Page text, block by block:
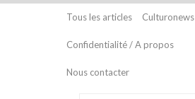
Tous les articles Culturonews
Confidentialité / A propos
Nous contacter